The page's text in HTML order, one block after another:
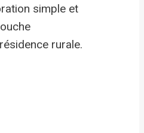
simple et
rurale.